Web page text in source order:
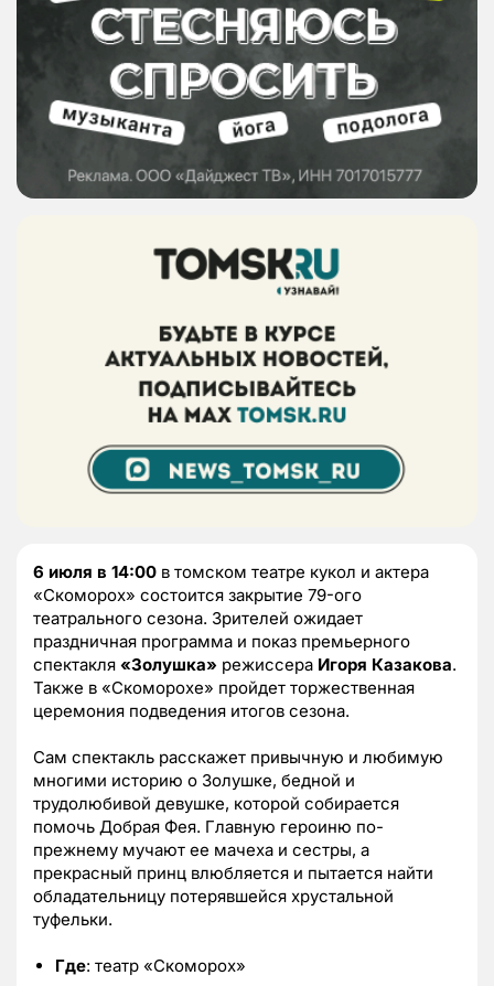
6 июля в 14:00 в томском театре кукол и актера
«Скоморох» состоится закрытие 79-ого
театрального сезона. Зрителей ожидает
праздничная программа и показ премьерного
спектакля «Золушка» режиссера Игоря Казакова.
Также в «Скоморохе» пройдет торжественная
церемония подведения итогов сезона.
Сам спектакль расскажет привычную и любимую
многими историю о Золушке, бедной и
трудолюбивой девушке, которой собирается
помочь Добрая Фея. Главную героиню по-
прежнему мучают ее мачеха и сестры, а
прекрасный принц влюбляется и пытается найти
обладательницу потерявшейся хрустальной
туфельки.
Где: театр «Скоморох»